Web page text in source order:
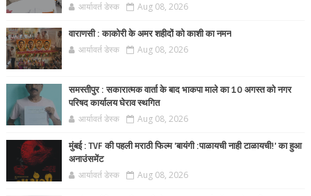
आर्यावर्त डेस्क Aug 08, 2026
वाराणसी : काकोरी के अमर शहीदों को काशी का नमन
आर्यावर्त डेस्क Aug 08, 2026
समस्तीपुर : सकारात्मक वार्ता के बाद भाकपा माले का 10 अगस्त को नगर
परिषद कार्यालय घेराव स्थगित
आर्यावर्त डेस्क Aug 08, 2026
मुंबई : TVF की पहली मराठी फिल्म 'बायंगी :पाळायची नाही टाळायची!' का हुआ
अनाउंसमेंट
आर्यावर्त डेस्क Aug 08, 2026